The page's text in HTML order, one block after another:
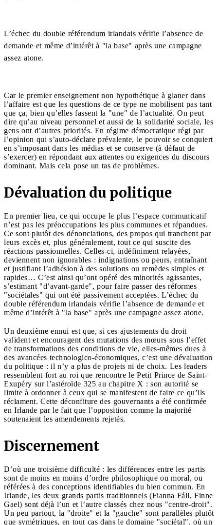
L’échec du double référendum irlandais vérifie l’absence de
demande et même d’intérêt à "la base" après une campagne
assez atone.
Car le premier enseignement non hypothétique à glaner dans
l’affaire est que les questions de ce type ne mobilisent pas tant
que ça, bien qu’elles fassent la "une" de l’actualité. On peut
dire qu’au niveau personnel et aussi de la solidarité sociale, les
gens ont d’autres priorités. En régime démocratique régi par
l’opinion qui s’auto-déclare prévalente, le pouvoir se conquiert
en s’imposant dans les médias et se conserve (à défaut de
s’exercer) en répondant aux attentes ou exigences du discours
dominant. Mais cela pose un tas de problèmes.
Dévaluation du politique
En premier lieu, ce qui occupe le plus l’espace communicatif
n’est pas les préoccupations les plus communes et répandues.
Ce sont plutôt des dénonciations, des propos qui tranchent par
leurs excès et, plus généralement, tout ce qui suscite des
réactions passionnelles. Celles-ci, indéfiniment relayées,
deviennent non ignorables : indignations ou peurs, entraînant
et justifiant l’adhésion à des solutions ou remèdes simples et
rapides… C’est ainsi qu’ont opéré des minorités agissantes,
s’estimant "d’avant-garde", pour faire passer des réformes
"sociétales" qui ont été passivement acceptées. L’échec du
double référendum irlandais vérifie l’absence de demande et
même d’intérêt à "la base" après une campagne assez atone.
Un deuxième ennui est que, si ces ajustements du droit
valident et encouragent des mutations des mœurs sous l’effet
de transformations des conditions de vie, elles-mêmes dues à
des avancées technologico-économiques, c’est une dévaluation
du politique : il n’y a plus de projets ni de choix. Les leaders
ressemblent fort au roi que rencontre le Petit Prince de Saint-
Exupéry sur l’astéroïde 325 au chapitre X : son autorité se
limite à ordonner à ceux qui se manifestent de faire ce qu’ils
réclament. Cette déconfiture des gouvernants a été confirmée
en Irlande par le fait que l’opposition comme la majorité
soutenaient les amendements rejetés.
Discernement
D’où une troisième difficulté : les différences entre les partis
sont de moins en moins d’ordre philosophique ou moral, ou
référées à des conceptions identifiables du bien commun. En
Irlande, les deux grands partis traditionnels (Fianna Fáil, Finne
Gael) sont déjà l’un et l’autre classés chez nous "centre-droit".
Un peu partout, la "droite" et la "gauche" sont parallèles plutôt
que symétriques, en tout cas dans le domaine "sociétal", où un